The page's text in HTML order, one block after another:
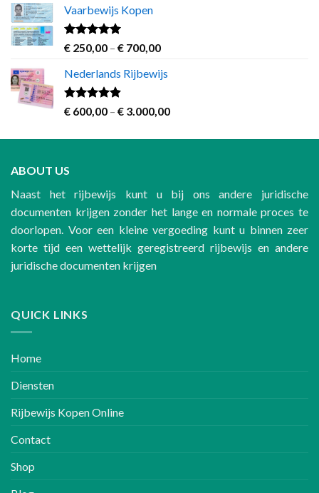
Vaarbewijs Kopen
Rated4.63
out of 5
€ 250,00 – € 700,00Price
€ 250,00
€ 700,00
Nederlands Rijbewijs
Rated4.60
out of 5
€ 600,00 – € 3.000,00Price
€ 600,00
ABOUT US
Naast het rijbewijs kunt u bij ons andere juridische
documenten krijgen zonder het lange en normale proces te
doorlopen. Voor een kleine vergoeding kunt u binnen zeer
korte tijd een wettelijk geregistreerd rijbewijs en andere
juridische documenten krijgen
QUICK LINKS
Home
Diensten
Rijbewijs Kopen Online
Contact
Shop